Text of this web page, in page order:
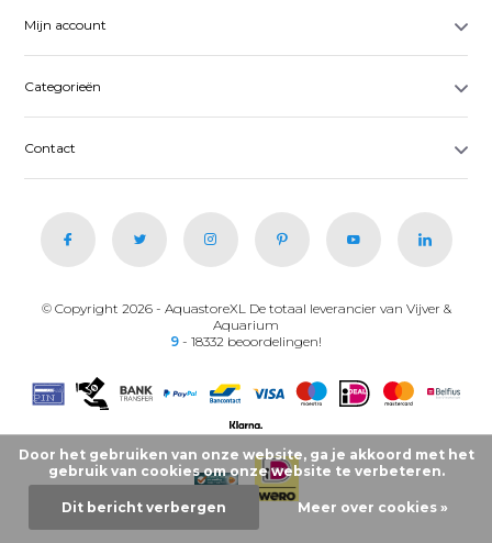
Mijn account
Categorieën
Contact
© Copyright 2026 - AquastoreXL De totaal leverancier van Vijver &
Aquarium
9 - 18332 beoordelingen!
Door het gebruiken van onze website, ga je akkoord met het
gebruik van cookies om onze website te verbeteren.
Dit bericht verbergen Meer over cookies »